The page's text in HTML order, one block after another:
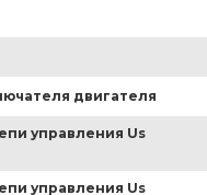
двигателя
управления Us
управления Us